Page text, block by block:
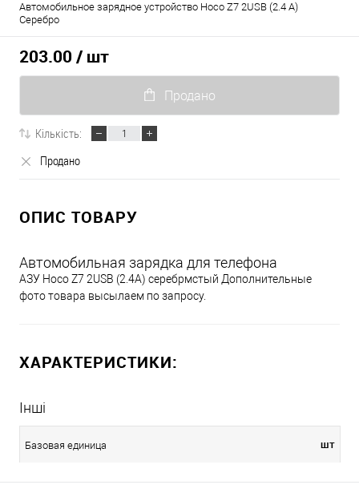
Автомобильное зарядное устройство Hoco Z7 2USB (2.4 A)
Серебро
203.00 / шт
Продано
Кількість:
Продано
ОПИС ТОВАРУ
Автомобильная зарядка для телефона
АЗУ Hoco Z7 2USB (2.4A) серебрмстый Дополнительные
фото товара высылаем по запросу.
ХАРАКТЕРИСТИКИ:
Інші
Базовая единица шт